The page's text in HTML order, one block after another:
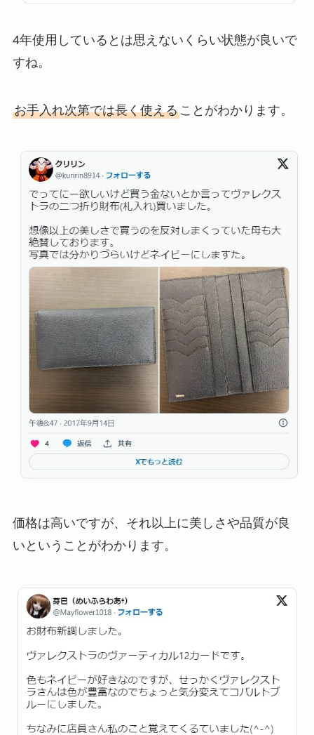
4年使用しているとは思えないくらい状態が良いで
すね。
お手入れ次第では長く使えることがわかります。
価格は高いですが、それ以上に美しさや品質が良
いということがわかります。